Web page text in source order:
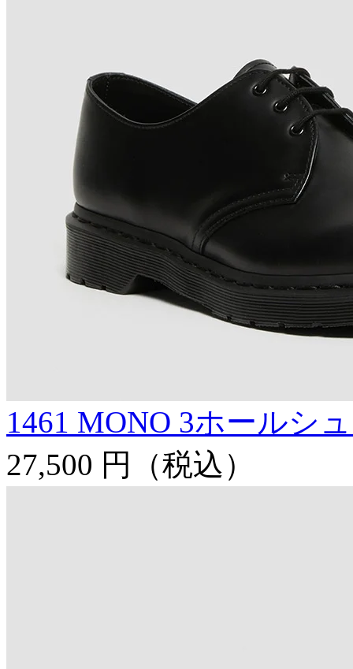
1461 MONO 3ホールシ
27,500 円
（税込）